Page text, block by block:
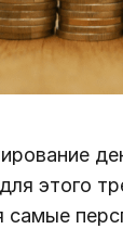
этого
самые